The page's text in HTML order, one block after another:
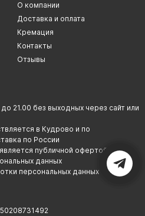
О компании
Доставка и оплата
Кремация
Контакты
Отзывы
21.00 без выходных через сайт или
в Кудрово и по
по России
публичной офертой
данных
персональных данных